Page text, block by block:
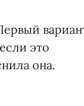
это
она.